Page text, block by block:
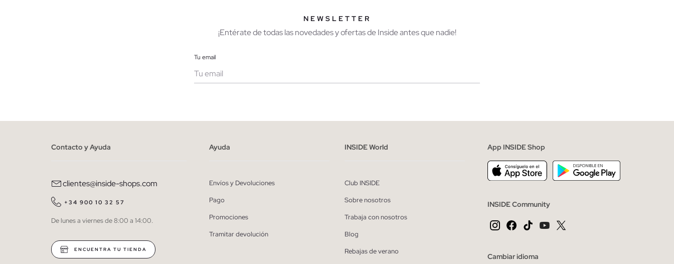
NEWSLETTER
¡Entérate de todas las novedades y ofertas de Inside antes que nadie!
Tu email
* Puedes cancelar la suscripción en cualquier momento.
Contacto y Ayuda
clientes@inside-shops.com
+34 900 10 32 57
De lunes a viernes de 8:00 a 14:00.
ENCUENTRA TU TIENDA
Ayuda
Envíos y Devoluciones
Pago
Promociones
Tramitar devolución
INSIDE World
Club INSIDE
Sobre nosotros
Trabaja con nosotros
Blog
Rebajas de verano
App INSIDE Shop
INSIDE Community
Cambiar idioma